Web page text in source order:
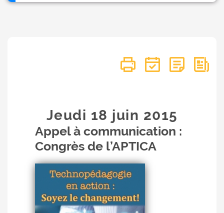
Jeudi 18 juin 2015
Appel à communication :
Congrès de l’APTICA